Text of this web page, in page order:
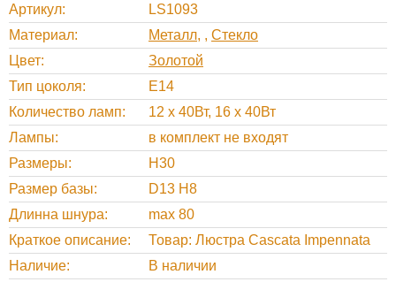
Артикул
LS1093
Материал
Металл , Стекло
Цвет
Золотой
Тип цоколя
E14
Количество ламп
12 x 40Вт, 16 x 40Вт
Лампы
в комплект не входят
Размеры
H30
Размер базы
D13 H8
Длинна шнура
max 80
Краткое описание
Товар: Люстра Cascata Impennata
Наличие
В наличии